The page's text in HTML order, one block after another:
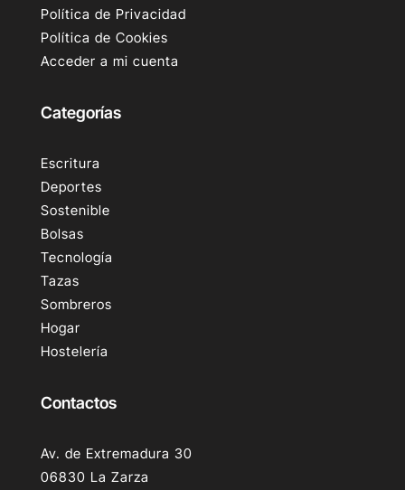
Política de Privacidad
Política de Cookies
Acceder a mi cuenta
Categorías
Escritura
Deportes
Sostenible
Bolsas
Tecnología
Tazas
Sombreros
Hogar
Hostelería
Contactos
Av. de Extremadura 30
06830 La Zarza